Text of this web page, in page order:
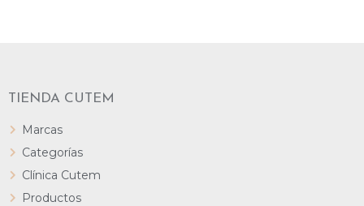
TIENDA CUTEM
Marcas
Categorías
Clínica Cutem
Productos